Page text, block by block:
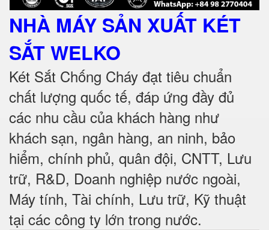
NHÀ MÁY SẢN XUẤT KÉT
SẮTWELKO
Két Sắt Chống Cháy đạt tiêu chuẩn
chất lượng quốc tế, đáp ứng đầy đủ
các nhu cầu của khách hàng như
khách sạn, ngân hàng, an ninh, bảo
hiểm, chính phủ, quân đội, CNTT, Lưu
trữ, R&D, Doanh nghiệp nước ngoài,
Máy tính, Tài chính, Lưu trữ, Kỹ thuật
tại các công ty lớn trong nước.